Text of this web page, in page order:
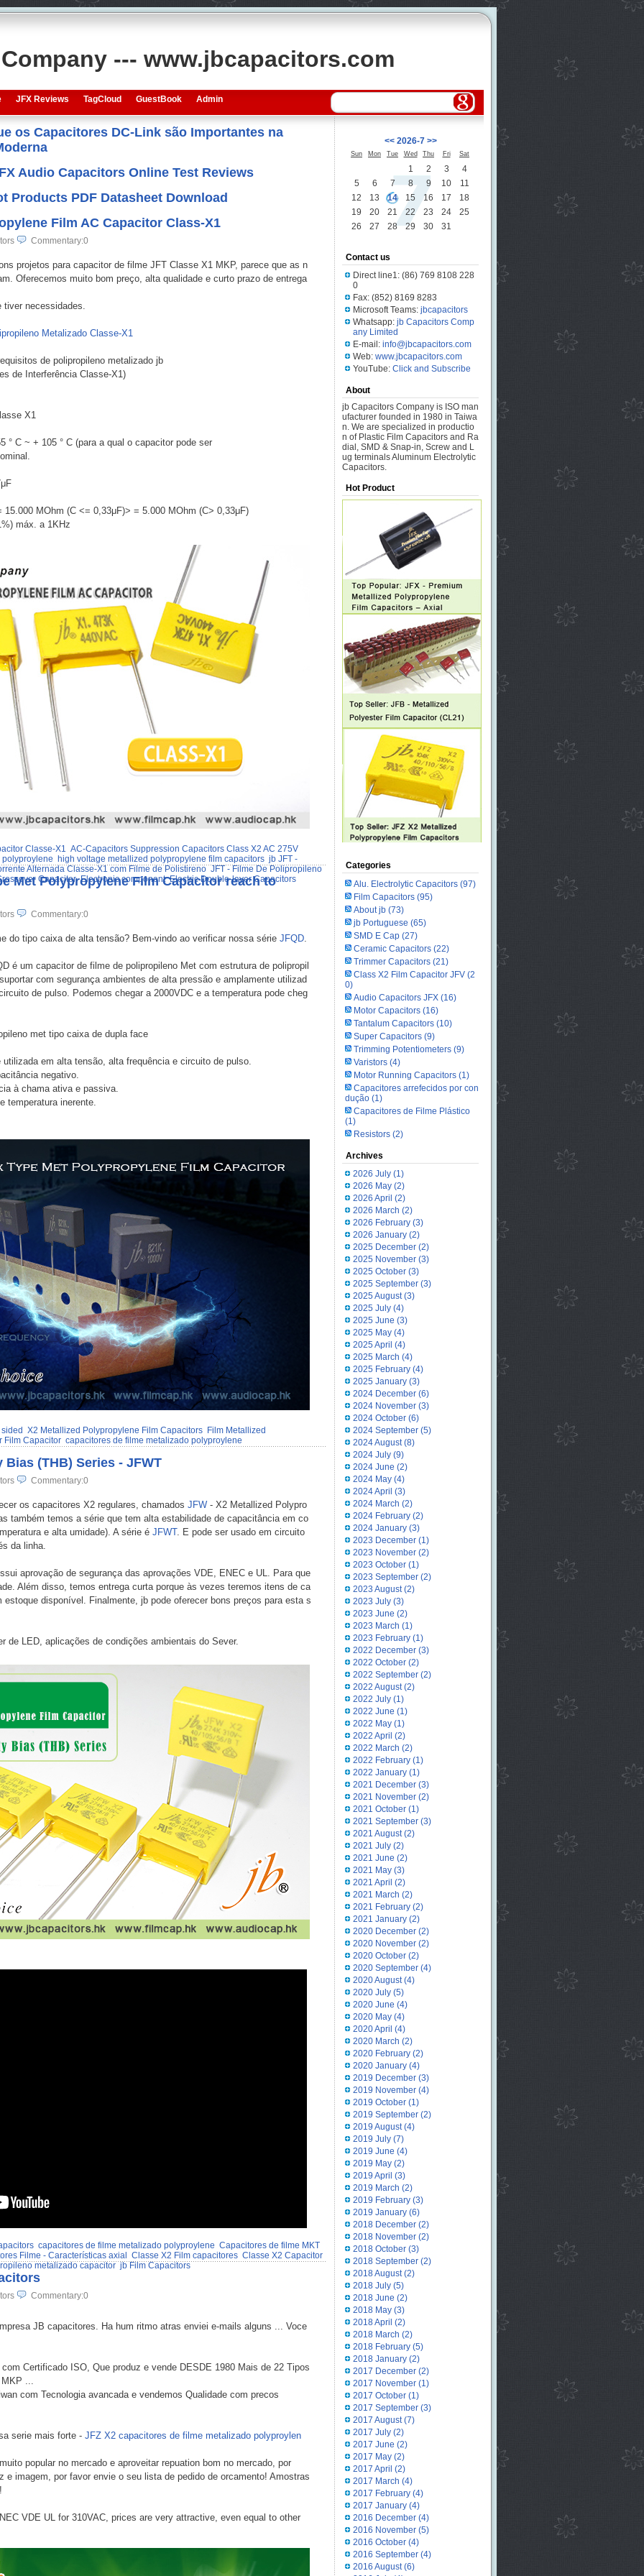
--- www.jbcapacitors.com
JFX Reviews TagCloud GuestBook Admin
os Capacitores DC-Link são Importantes na
Audio Capacitors Online Test Reviews
Products PDF Datasheet Download
Film AC Capacitor Class-X1
Commentary:0
projetos para capacitor de filme JFT Classe X1 MKP, parece que as n
Oferecemos muito bom preço, alta qualidade e curto prazo de entrega
tiver necessidades.
Metalizado Classe-X1
de polipropileno metalizado jb
de Interferência Classe-X1)
X1
° C ~ + 105 ° C (para a qual o capacitor pode ser
MOhm (C <= 0,33μF)> = 5.000 MOhm (C> 0,33μF)
máx. a 1KHz
Classe-X1 AC-Capacitors Suppression Capacitors Class X2 AC 275V
high voltage metallized polypropylene film capacitors jb JFT -
Alternada Classe-X1 com Filme de Polistireno JFT - Filme De Polipropileno
Capacitor Electronic component Electric Double-layer Capacitors
Met Polypropylene Film Capacitor reach to
Commentary:0
do tipo caixa de alta tensão? Bem-vindo ao verificar nossa série JFQD.
é um capacitor de filme de polipropileno Met com estrutura de polipropil
com segurança ambientes de alta pressão e amplamente utilizad
de pulso. Podemos chegar a 2000VDC e a temperatura pode cheg
met tipo caixa de dupla face
em alta tensão, alta frequência e circuito de pulso.
negativo.
à chama ativa e passiva.
temperatura inerente.
X2 Metallized Polypropylene Film Capacitors
Film Metallized
Film Capacitor capacitores de filme metalizado polyproylene
(THB) Series - JFWT
Commentary:0
os capacitores X2 regulares, chamados JFW- X2 Metallized Polypro
também temos a série que tem alta estabilidade de capacitância em co
e alta umidade). A série é JFWT. E pode ser usado em circuito
da linha.
aprovação de segurança das aprovações VDE, ENEC e UL. Para que
Além disso, temos entrega curta porque às vezes teremos itens de ca
disponível. Finalmente, jb pode oferecer bons preços para esta s
de LED, aplicações de condições ambientais do Sever.
capacitores de filme metalizado polyproylene Capacitores de filme MKT
Filme - Características axial Classe X2 Film capacitores Classe X2 Capacitor
metalizado capacitor jb Film Capacitors
Commentary:0
JB capacitores. Ha hum ritmo atras enviei e-mails alguns ... Voce
Certificado ISO, Que produz e vende DESDE 1980 Mais de 22 Tipos
...
com Tecnologia avancada e vendemos Qualidade com precos
serie mais forte - JFZ X2 capacitores de filme metalizado polyproylen
popular no mercado e aproveitar repuation bom no mercado, por
e imagem, por favor envie o seu lista de pedido de orcamento! Amostras
VDE UL for 310VAC, prices are very attractive, even equal to other
<< 2026-7 >>
Sun Mon Tue Wed Thu Fri Sat
1 2 3
4
5
6 7 8 9 10
11
12
13 14 15 16 17
18
19
20 21 22 23 24
25
26
27 28 29 30 31
Contact us
Direct line1: (86) 769 8108 228
0
Fax: (852) 8169 8283
Microsoft Teams: jbcapacitors
Whatsapp: jb Capacitors Comp
any Limited
E-mail: info@jbcapacitors.com
Web: www.jbcapacitors.com
YouTube: Click and Subscribe
About
jb Capacitors Company is ISO man
ufacturer founded in 1980 in Taiwa
n. We are specialized in productio
n of Plastic Film Capacitors and Ra
dial, SMD & Snap-in, Screw and L
ug terminals Aluminum Electrolytic
Capacitors.
Hot Product
Categories
Alu. Electrolytic Capacitors(97)
Film Capacitors(95)
About jb(73)
jb Portuguese (65)
SMD E Cap(27)
Ceramic Capacitors(22)
Trimmer Capacitors(21)
Class X2 Film Capacitor JFV(2
0)
Audio Capacitors JFX(16)
Motor Capacitors (16)
Tantalum Capacitors(10)
Super Capacitors(9)
Trimming Potentiometers(9)
Varistors(4)
Motor Running Capacitors(1)
Capacitores arrefecidos por con
dução(1)
Capacitores de Filme Plástico
(1)
Resistors(2)
Archives
2026 July(1)
2026 May(2)
2026 April (2)
2026 March (2)
2026 February(3)
2026 January(2)
2025 December(2)
2025 November(3)
2025 October(3)
2025 September(3)
2025 August(3)
2025 July(4)
2025 June (3)
2025 May(4)
2025 April (4)
2025 March (4)
2025 February(4)
2025 January(3)
2024 December(6)
2024 November(3)
2024 October(6)
2024 September(5)
2024 August(8)
2024 July(9)
2024 June (2)
2024 May(4)
2024 April (3)
2024 March (2)
2024 February(2)
2024 January(3)
2023 December(1)
2023 November(2)
2023 October(1)
2023 September(2)
2023 August(2)
2023 July(3)
2023 June (2)
2023 March (1)
2023 February(1)
2022 December(3)
2022 October(2)
2022 September(2)
2022 August(2)
2022 July(1)
2022 June (1)
2022 May(1)
2022 April (2)
2022 March (2)
2022 February(1)
2022 January(1)
2021 December(3)
2021 November(2)
2021 October(1)
2021 September(3)
2021 August(2)
2021 July(2)
2021 June (2)
2021 May(3)
2021 April (2)
2021 March (2)
2021 February(2)
2021 January(2)
2020 December(2)
2020 November(2)
2020 October(2)
2020 September(4)
2020 August(4)
2020 July(5)
2020 June (4)
2020 May(4)
2020 April (4)
2020 March (2)
2020 February(2)
2020 January(4)
2019 December(3)
2019 November(4)
2019 October(1)
2019 September(2)
2019 August(4)
2019 July(7)
2019 June (4)
2019 May(2)
2019 April (3)
2019 March (2)
2019 February(3)
2019 January(6)
2018 December(2)
2018 November(2)
2018 October(3)
2018 September(2)
2018 August(2)
2018 July(5)
2018 June (2)
2018 May(3)
2018 April (2)
2018 March (2)
2018 February(5)
2018 January(2)
2017 December(2)
2017 November(1)
2017 October(1)
2017 September(3)
2017 August(7)
2017 July(2)
2017 June (2)
2017 May(2)
2017 April (2)
2017 March (4)
2017 February(4)
2017 January(4)
2016 December(4)
2016 November(5)
2016 October(4)
2016 September(4)
2016 August(6)